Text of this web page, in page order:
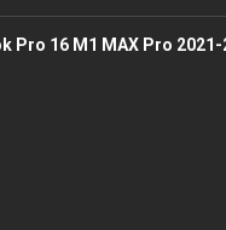
Pro 16 M1 MAX Pro 2021-